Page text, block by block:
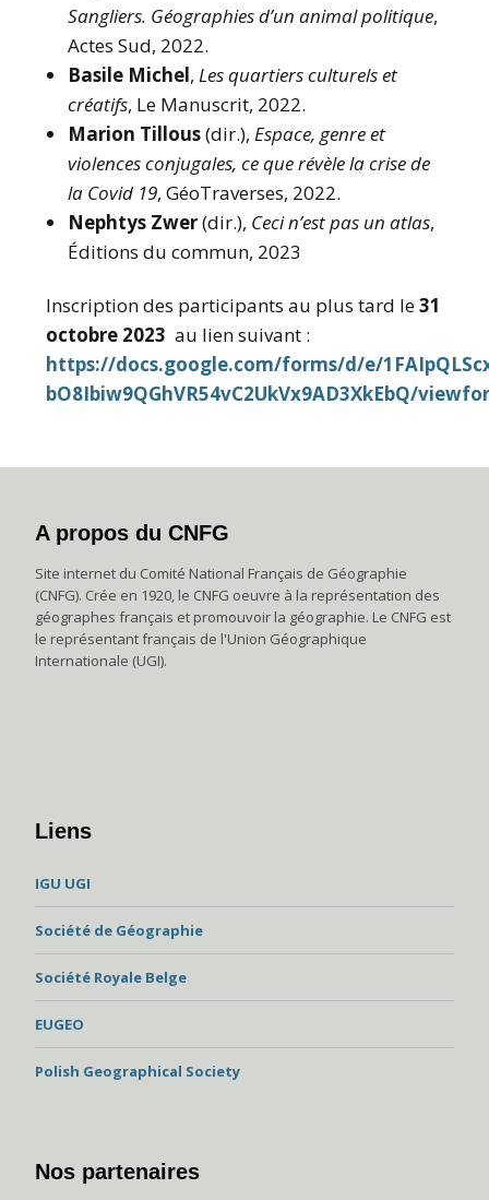
Sangliers. Géographies d’un animal politique,
Actes Sud, 2022.
Basile Michel, Les quartiers culturels et
créatifs, Le Manuscrit, 2022.
Marion Tillous(dir.), Espace, genre et
violences conjugales, ce que révèle la crise de
la Covid 19, GéoTraverses, 2022.
Nephtys Zwer(dir.), Ceci n’est pas un atlas,
Éditions du commun, 2023
Inscription des participants au plus tard le31
octobre 2023 au lien suivant :
https://docs.google.com/forms/d/e/
bO8Ibiw9QGhVR54vC2UkVx9AD3XkEbQ/
A propos du CNFG
Site internet du Comité National Français de Géographie
(CNFG). Crée en 1920, le CNFG oeuvre à la représentation des
géographes français et promouvoir la géographie. Le CNFG est
le représentant français de l'Union Géographique
Internationale (UGI).
Liens
IGU UGI
Société de Géographie
Société Royale Belge
EUGEO
Polish Geographical Society
Nos partenaires